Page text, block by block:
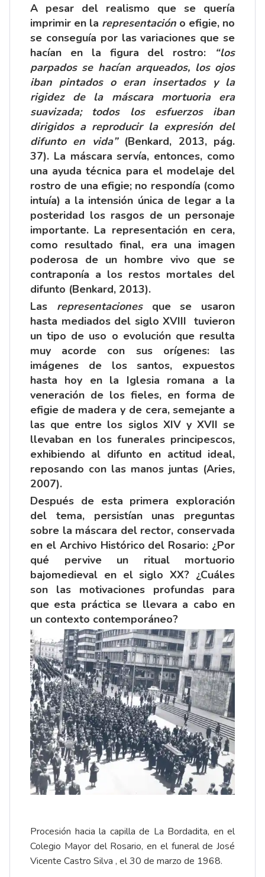
A pesar del realismo que se quería
imprimir en la representación o efigie, no
se conseguía por las variaciones que se
hacían en la figura del rostro:
“los
parpados se hacían arqueados, los ojos
iban pintados o eran insertados y la
rigidez de la máscara mortuoria era
suavizada; todos los esfuerzos iban
dirigidos a reproducir la expresión del
difunto en vida”(Benkard, 2013, pág.
37). La máscara servía, entonces, como
una ayuda técnica para el modelaje del
rostro de una efigie; no respondía (como
intuía) a la intensión única de legar a la
posteridad los rasgos de un personaje
importante. La representación en cera,
como resultado final, era una imagen
poderosa de un hombre vivo que se
contraponía a los restos mortales del
difunto (Benkard, 2013).
Las representacionesque se usaron
hasta mediados del siglo XVIII tuvieron
un tipo de uso o evolución que resulta
muy acorde con sus orígenes: las
imágenes de los santos, expuestos
hasta hoy en la Iglesia romana a la
veneración de los fieles, en forma de
efigie de madera y de cera, semejante a
las que entre los siglos XIV y XVII se
llevaban en los funerales principescos,
exhibiendo al difunto en actitud ideal,
reposando con las manos juntas (Aries,
2007).
Después de esta primera exploración
del tema, persistían unas preguntas
sobre la máscara del rector, conservada
en el Archivo Histórico del Rosario: ¿Por
qué pervive un ritual mortuorio
bajomedieval en el siglo XX? ¿Cuáles
son las motivaciones profundas para
que esta práctica se llevara a cabo en
un contexto contemporáneo?
Procesión hacia la capilla de La Bordadita, en el
Colegio Mayor del Rosario, en el funeral de José
Vicente Castro Silva , el 30 de marzo de 1968.